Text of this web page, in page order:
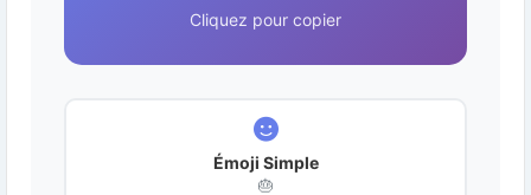
Cliquez pour copier
Émoji Simple
🎂